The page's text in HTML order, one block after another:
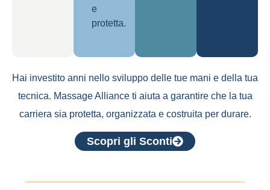
e
protetta.
Hai investito anni nello sviluppo delle tue mani e della tua
tecnica. Massage Alliance ti aiuta a garantire che la tua
carriera sia protetta, organizzata e costruita per durare.
Scopri gli Sconti